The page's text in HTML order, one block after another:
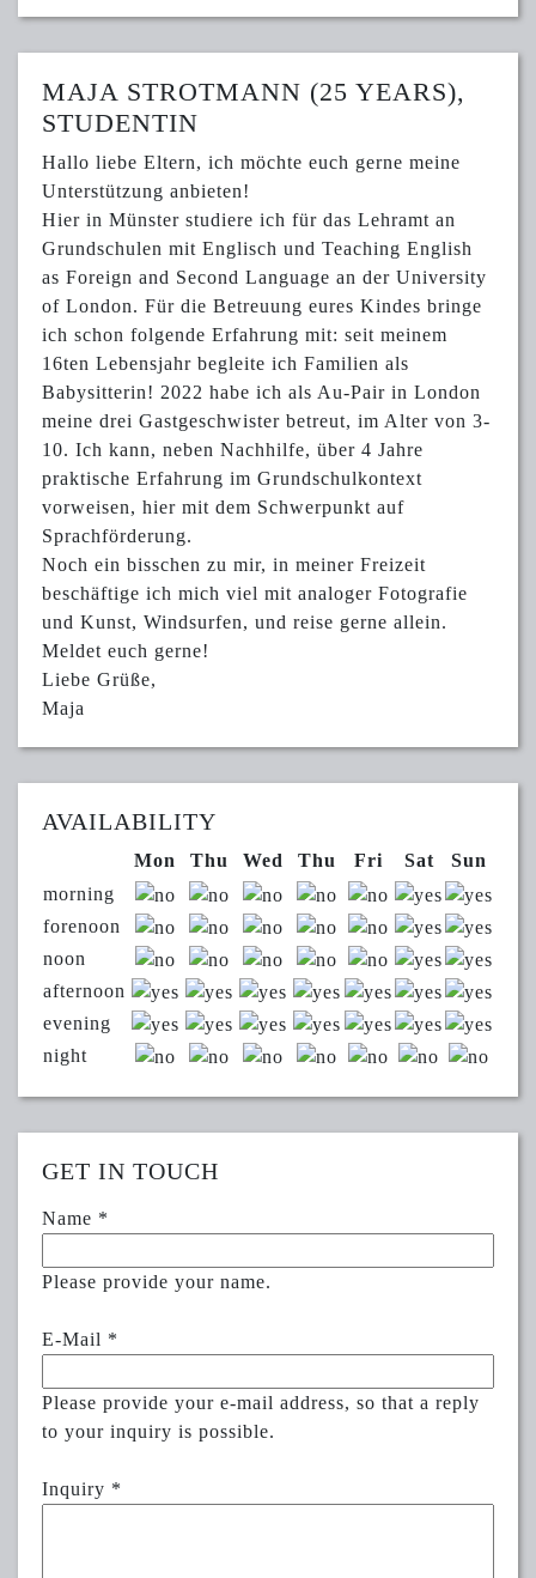
MAJA STROTMANN (25 YEARS),
STUDENTIN
Hallo liebe Eltern, ich möchte euch gerne meine
Unterstützung anbieten!
Hier in Münster studiere ich für das Lehramt an
Grundschulen mit Englisch und Teaching English
as Foreign and Second Language an der University
of London. Für die Betreuung eures Kindes bringe
ich schon folgende Erfahrung mit: seit meinem
16ten Lebensjahr begleite ich Familien als
Babysitterin! 2022 habe ich als Au-Pair in London
meine drei Gastgeschwister betreut, im Alter von 3-
10. Ich kann, neben Nachhilfe, über 4 Jahre
praktische Erfahrung im Grundschulkontext
vorweisen, hier mit dem Schwerpunkt auf
Sprachförderung.
Noch ein bisschen zu mir, in meiner Freizeit
beschäftige ich mich viel mit analoger Fotografie
und Kunst, Windsurfen, und reise gerne allein.
Meldet euch gerne!
Liebe Grüße,
Maja
AVAILABILITY
Mon Thu Wed Thu Fri Sat
Sun
morning
forenoon
noon
afternoon
evening
night
GET IN TOUCH
Name *
Please provide your name.
E-Mail *
Please provide your e-mail address, so that a reply
to your inquiry is possible.
Inquiry *